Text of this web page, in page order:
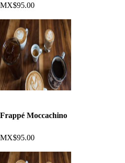
MX$95.00
Frappé Moccachino
MX$95.00